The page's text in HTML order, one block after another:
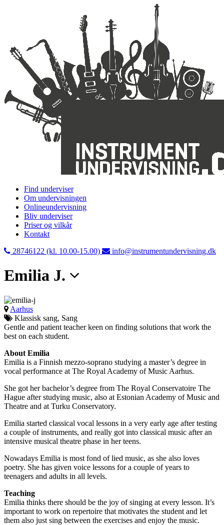
Find underviser
Om undervisningen
Onlineundervisning
Bliv underviser
Priser og vilkår
Kontakt
28746122 (kl. 10.00-15.00)
info@instrumentundervisning.dk
Emilia J.
Aarhus
Klassisk sang, Sang
Gentle and patient teacher keen on finding solutions that work the
best on each student.
About Emilia
Emilia is a Finnish mezzo-soprano studying a master’s degree in
vocal performance at The Royal Academy of Music Aarhus.
She got her bachelor’s degree from The Royal Conservatoire The
Hague after studying music, also at Estonian Academy of Music and
Theatre and at Turku Conservatory.
Emilia started classical vocal lessons in a very early age after testing
a couple of instruments, and really got into classical music after an
intensive musical theatre phase in her teens.
Nowadays Emilia is most fond of lied music, as she also loves
poetry. She has given voice lessons for a couple of years to
teenagers and adults in all levels.
Teaching
Emilia thinks there should be the joy of singing at every lesson. It’s
important to work on repertoire that motivates the student and let
them also just sing between the exercises and enjoy the music.